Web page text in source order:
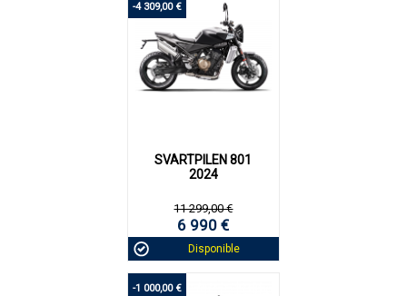
-4 309,00 €
SVARTPILEN 801
2024
11 299,00 €
6 990 €
Disponible
-1 000,00 €